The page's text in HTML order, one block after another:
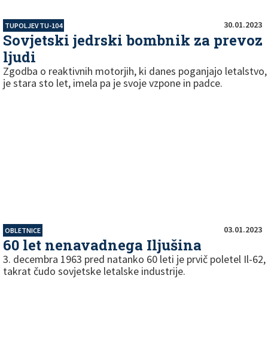
TUPOLJEV TU-104 30.01.2023
Sovjetski jedrski bombnik za prevoz
ljudi
Zgodba o reaktivnih motorjih, ki danes poganjajo letalstvo,
je stara sto let, imela pa je svoje vzpone in padce.
OBLETNICE 03.01.2023
60 let nenavadnega Iljušina
3. decembra 1963 pred natanko 60 leti je prvič poletel Il-62,
takrat čudo sovjetske letalske industrije.